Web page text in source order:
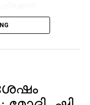
യുഡിഎഫ്
യുഡിഎഫിന്
വോട്ടില്ലെന്ന്
റദ്ദ്